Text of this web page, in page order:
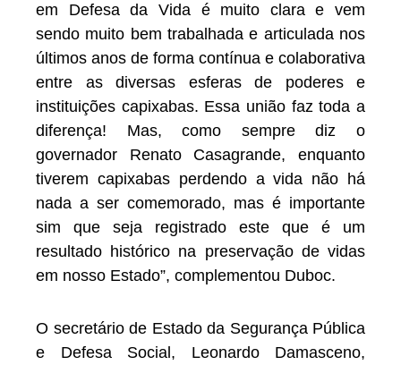
em Defesa da Vida é muito clara e vem
sendo muito bem trabalhada e articulada nos
últimos anos de forma contínua e colaborativa
entre as diversas esferas de poderes e
instituições capixabas. Essa união faz toda a
diferença! Mas, como sempre diz o
governador Renato Casagrande, enquanto
tiverem capixabas perdendo a vida não há
nada a ser comemorado, mas é importante
sim que seja registrado este que é um
resultado histórico na preservação de vidas
em nosso Estado”, complementou Duboc.
O secretário de Estado da Segurança Pública
e Defesa Social, Leonardo Damasceno,